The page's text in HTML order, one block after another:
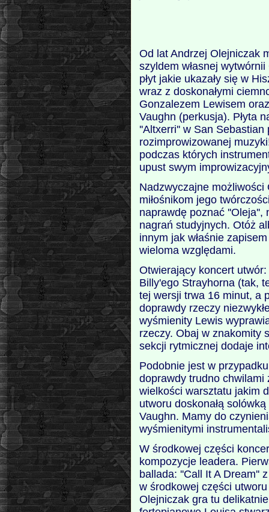
Od lat Andrzej Olejniczak
szyldem własnej
płyt jakie ukazały się w
wraz z doskonałymi
Gonzalezem Lewisem
Vaughn (perkusja). Płyta
''Altxerri'' w San Sebastian
rozimprowizowanej
podczas których
upust swym
Nadzwyczajne
miłośnikom jego
naprawdę poznać ''Oleja'',
nagrań studyjnych. Otóż
innym jak właśnie
wieloma względami.
Otwierający koncert
Billy'ego Strayhorna (tak,
tej wersji trwa 16 minut, a
doprawdy rzeczy
wyśmienity Lewis
rzeczy. Obaj w znakomity
sekcji rytmicznej dodaje
Podobnie jest w
doprawdy trudno
wielkości warsztatu jakim
utworu doskonałą
Vaughn. Mamy do
wyśmienitymi
W środkowej części
kompozycje leadera.
ballada: ''Call It A Dream''
w środkowej części
Olejniczak gra tu